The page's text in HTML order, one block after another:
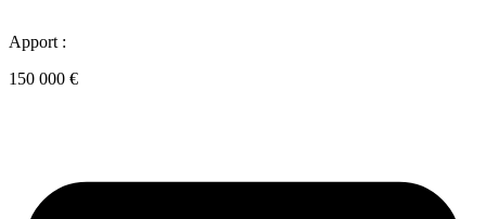
Apport :
150 000 €